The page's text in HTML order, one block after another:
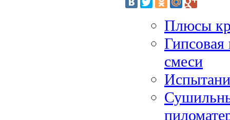
Плюсы
смеси